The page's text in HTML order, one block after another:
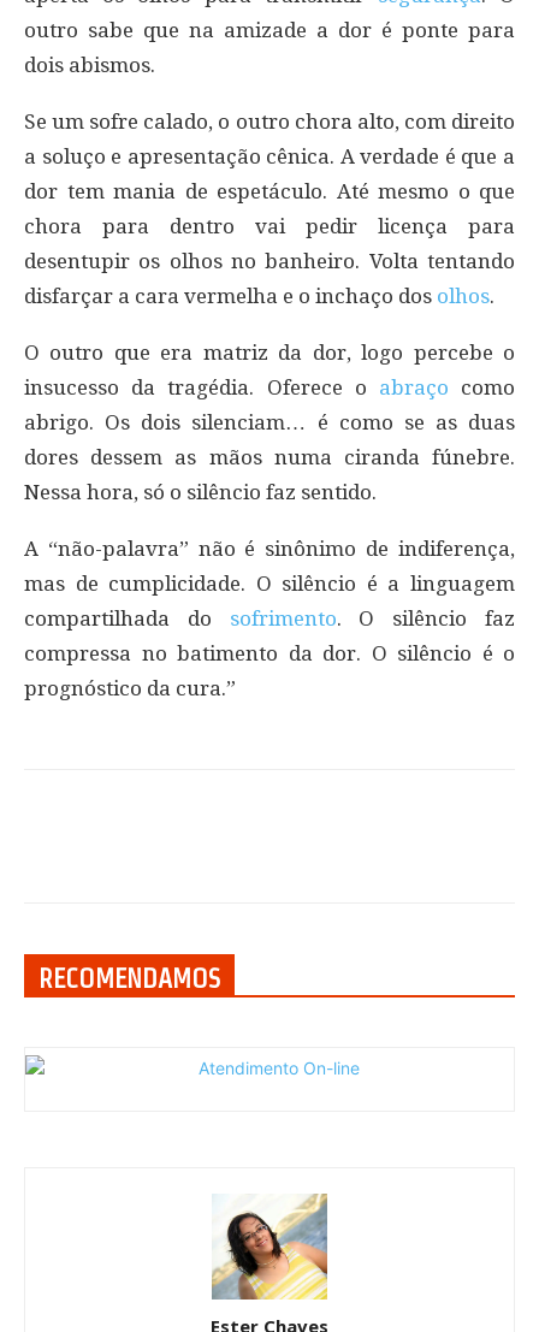
outro sabe que na amizade a dor é ponte para
dois abismos.
Se um sofre calado, o outro chora alto, com direito
a soluço e apresentação cênica. A verdade é que a
dor tem mania de espetáculo. Até mesmo o que
chora para dentro vai pedir licença para
desentupir os olhos no banheiro. Volta tentando
disfarçar a cara vermelha e o inchaço dos olhos.
O outro que era matriz da dor, logo percebe o
insucesso da tragédia. Oferece o abraço como
abrigo. Os dois silenciam… é como se as duas
dores dessem as mãos numa ciranda fúnebre.
Nessa hora, só o silêncio faz sentido.
A “não-palavra” não é sinônimo de indiferença,
mas de cumplicidade. O silêncio é a linguagem
compartilhada do sofrimento. O silêncio faz
compressa no batimento da dor. O silêncio é o
prognóstico da cura.”
RECOMENDAMOS
Ester Chaves